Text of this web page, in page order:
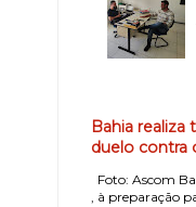
Bahia
duelo contra
Foto: Ascom
, à preparação